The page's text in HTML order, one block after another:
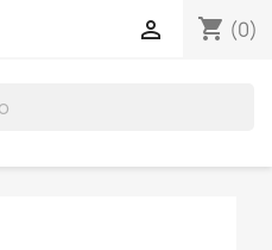
shopping_cart (0)
